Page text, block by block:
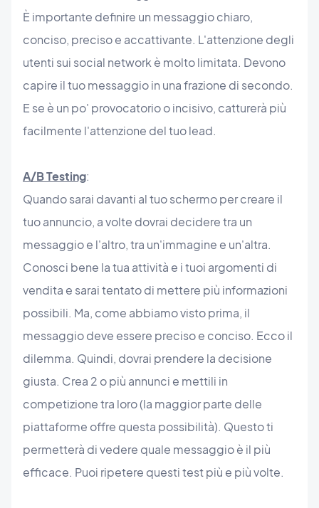
È importante definire un messaggio chiaro,
conciso, preciso e accattivante. L'attenzione degli
utenti sui social network è molto limitata. Devono
capire il tuo messaggio in una frazione di secondo.
E se è un po' provocatorio o incisivo, catturerà più
facilmente l'attenzione del tuo lead.
A/B Testing:
Quando sarai davanti al tuo schermo per creare il
tuo annuncio, a volte dovrai decidere tra un
messaggio e l'altro, tra un'immagine e un'altra.
Conosci bene la tua attività e i tuoi argomenti di
vendita e sarai tentato di mettere più informazioni
possibili. Ma, come abbiamo visto prima, il
messaggio deve essere preciso e conciso. Ecco il
dilemma. Quindi, dovrai prendere la decisione
giusta. Crea 2 o più annunci e mettili in
competizione tra loro (la maggior parte delle
piattaforme offre questa possibilità). Questo ti
permetterà di vedere quale messaggio è il più
efficace. Puoi ripetere questi test più e più volte.